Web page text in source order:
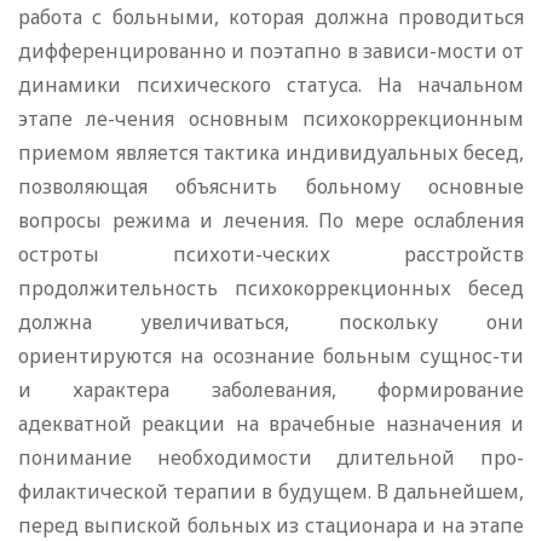
работа с больными, которая должна проводиться
дифференцированно и поэтапно в зависи-мости от
динамики психического статуса. На начальном
этапе ле-чения основным психокоррекционным
приемом является тактика индивидуальных бесед,
позволяющая объяснить больному основные
вопросы режима и лечения. По мере ослабления
остроты психоти-ческих расстройств
продолжительность психокоррекционных бесед
должна увеличиваться, поскольку они
ориентируются на осознание больным сущнос-ти
и характера заболевания, формирование
адекватной реакции на врачебные назначения и
понимание необходимости длительной про-
филактической терапии в будущем. В дальнейшем,
перед выпиской больных из стационара и на этапе